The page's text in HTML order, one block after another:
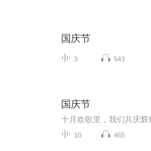
国庆节
3 543
国庆节
10 465